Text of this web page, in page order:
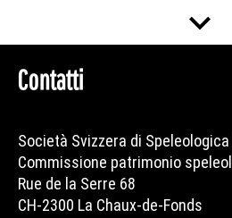
keyboard_arrow_down
Contatti
Società Svizzera di Speleologica
Commissione patrimonio
Rue de la Serre 68
CH-2300 La Chaux-de-Fonds